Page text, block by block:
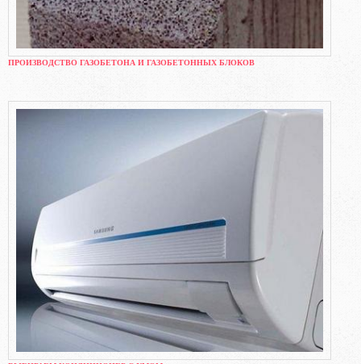
ПРОИЗВОДСТВО ГАЗОБЕТОНА И ГАЗОБЕТОННЫХ БЛОКОВ